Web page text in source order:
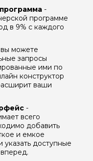
-
программе
в 9% с каждого
можете
запросы
ими по
конструктор
ваши
-
всего
добавить
и емкое
указать доступные